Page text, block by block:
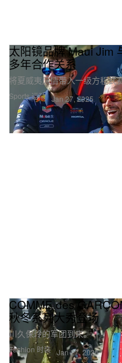
Sports 运动
太阳镜品牌 Maui Jim
多年合作关系
将夏威夷风情带入一级方程式
Jan 27, 2025
Fashion 时装
COMME des
秋冬系列大秀登场
川久保玲的军团到来。
Jan 27, 2025